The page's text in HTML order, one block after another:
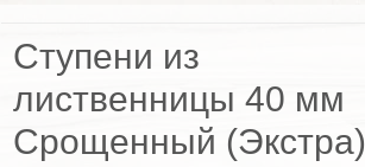
Ступени из
лиственницы 40 мм
Срощенный (Экстра)